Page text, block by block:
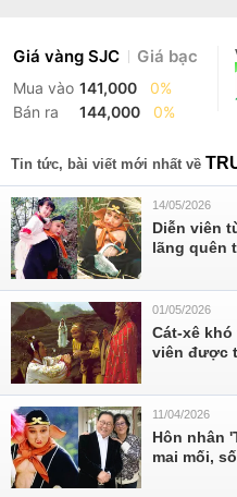
Giá vàng SJC Giá bạc
Mua vào 141,000
0%
Bán ra
144,000 0%
Tin tức, bài viết mới nhất về
14/05/2026
Diễn viên
lãng quên
01/05/2026
Cát-xê
viên được
11/04/2026
Hôn nhân
mai mối,